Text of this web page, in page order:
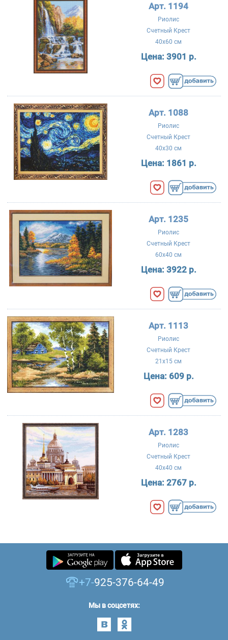
Арт. 1194
Риолис
Счетный Крест
40x60 см
Цена: 3901 р.
Арт. 1088
Риолис
Счетный Крест
40x30 см
Цена: 1861 р.
Арт. 1235
Риолис
Счетный Крест
60x40 см
Цена: 3922 р.
Арт. 1113
Риолис
Счетный Крест
21x15 см
Цена: 609 р.
Арт. 1283
Риолис
Счетный Крест
40x40 см
Цена: 2767 р.
+7-925-376-64-49
Мы в соцсетях: